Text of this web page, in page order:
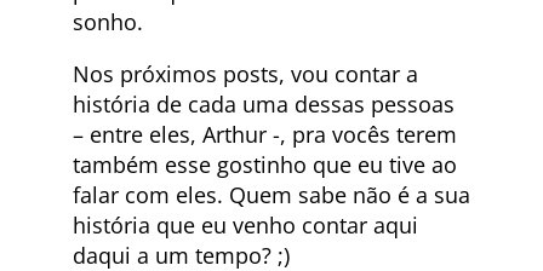
sonho.
Nos próximos posts, vou contar a
história de cada uma dessas pessoas
– entre eles, Arthur -, pra vocês terem
também esse gostinho que eu tive ao
falar com eles. Quem sabe não é a sua
história que eu venho contar aqui
daqui a um tempo? ;)